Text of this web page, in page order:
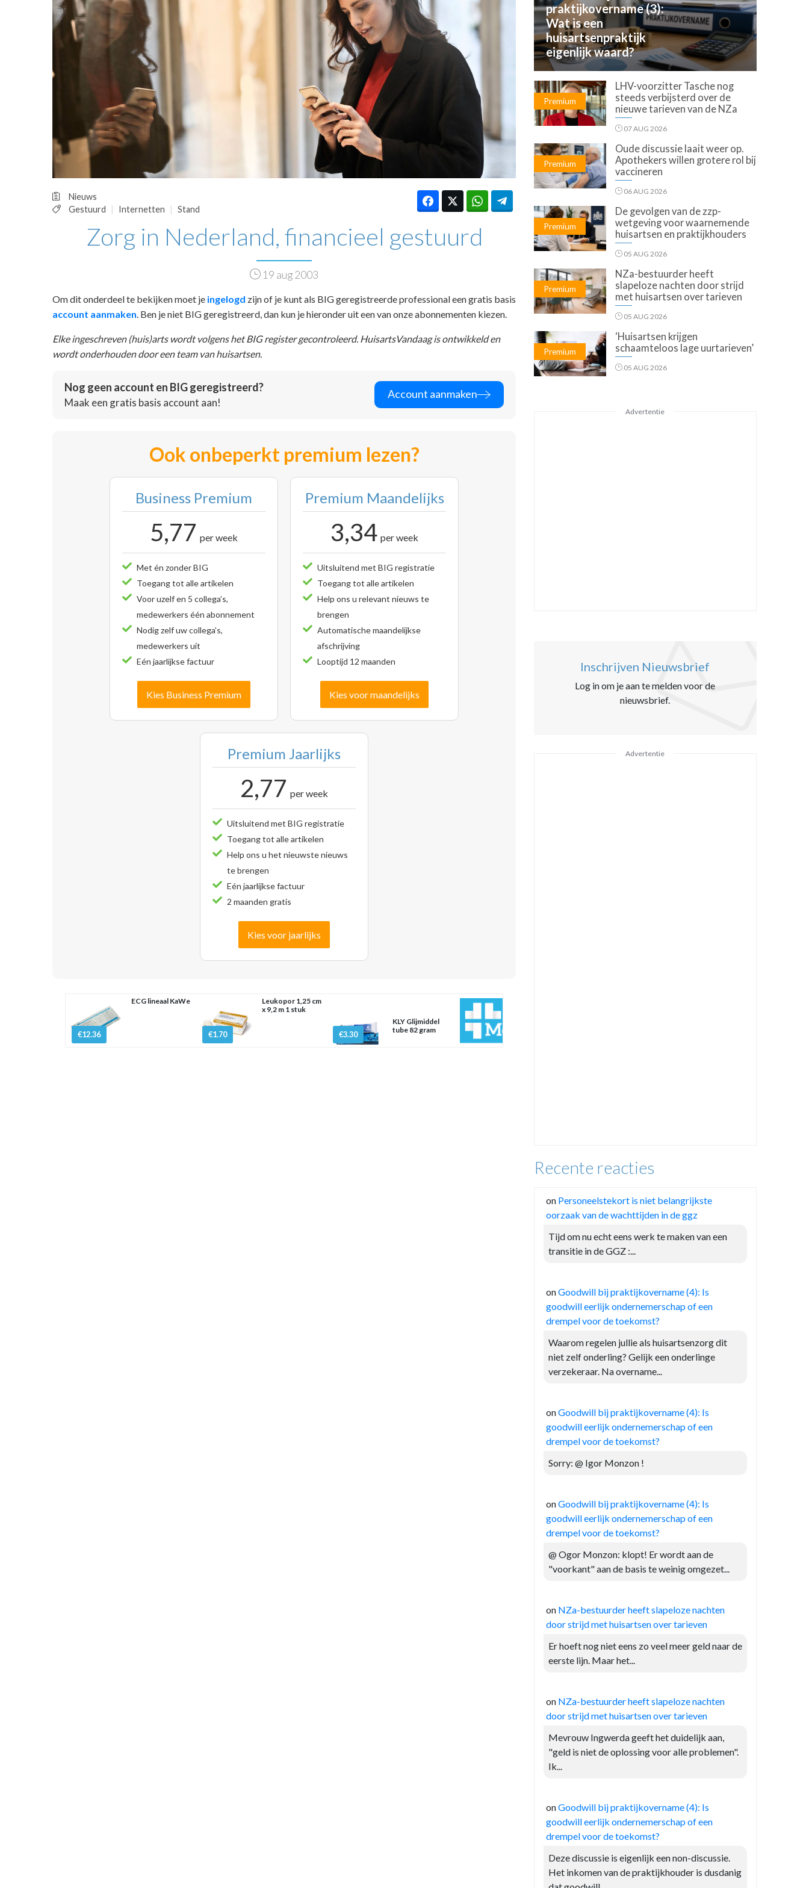
HUISARTSENPOST
PRAKTIJKZAKEN
VPHUISARTSEN
MEDISCHE VAKHANDEL
REGISTRATIE
Nieuws
Gestuurd
Internetten Stand
Zorg in Nederland, financieel gestuurd
19 aug 2003
Om dit onderdeel te bekijken moet je ingelogd zijn of je kunt als BIG geregistreerde professional een gratis basis
account aanmaken . Ben je niet BIG geregistreerd, dan kun je hieronder uit een van onze abonnementen kiezen.
Elke ingeschreven (huis)arts wordt volgens het BIG register gecontroleerd. HuisartsVandaag is ontwikkeld en
wordt onderhouden door een team van huisartsen.
Nog geen account en BIG geregistreerd?
Maak een gratis basis account aan!
Account aanmaken
Ook onbeperkt premium lezen?
Business Premium
5,77 per week
Met én zonder BIG
Toegang tot alle artikelen
Voor uzelf en 5 collega’s,
medewerkers één abonnement
Nodig zelf uw collega’s,
medewerkers uit
Eén jaarlijkse factuur
Kies Business Premium
Premium Maandelijks
3,34 per week
Uitsluitend met BIG registratie
Toegang tot alle artikelen
Help ons u relevant nieuws te
brengen
Automatische maandelijkse
afschrijving
Looptijd 12 maanden
Kies voor maandelijks
Premium Jaarlijks
2,77 per week
Uitsluitend met BIG registratie
Toegang tot alle artikelen
Help ons u het nieuwste nieuws
te brengen
Eén jaarlijkse factuur
2 maanden gratis
Kies voor jaarlijks
€12.36
ECG lineaal KaWe
€1.70
Leukopor 1,25 cm
x 9,2 m 1 stuk
€3.30
KLY Glijmiddel
tube 82 gram
praktijkovername (3):
Wat is een
huisartsenpraktijk
eigenlijk waard?
Premium
LHV-voorzitter Tasche nog
steeds verbijsterd over de
nieuwe tarieven van de NZa
07 AUG 2026
Premium
Oude discussie laait weer op.
Apothekers willen grotere rol bij
vaccineren
06 AUG 2026
Premium
De gevolgen van de zzp-
wetgeving voor waarnemende
huisartsen en praktijkhouders
05 AUG 2026
Premium
NZa-bestuurder heeft
slapeloze nachten door strijd
met huisartsen over tarieven
05 AUG 2026
Premium
‘Huisartsen krijgen
schaamteloos lage uurtarieven’
05 AUG 2026
Advertentie
Inschrijven Nieuwsbrief
Log in om je aan te melden voor de
nieuwsbrief.
Advertentie
Recente reacties
on Personeelstekort is niet belangrijkste
oorzaak van de wachttijden in de ggz
Tijd om nu echt eens werk te maken van een
transitie in de GGZ :...
onGoodwill bij praktijkovername (4): Is
goodwill eerlijk ondernemerschap of een
drempel voor de toekomst?
Waarom regelen jullie als huisartsenzorg dit
niet zelf onderling? Gelijk een onderlinge
verzekeraar. Na overname...
onGoodwill bij praktijkovername (4): Is
goodwill eerlijk ondernemerschap of een
drempel voor de toekomst?
Sorry: @ Igor Monzon !
onGoodwill bij praktijkovername (4): Is
goodwill eerlijk ondernemerschap of een
drempel voor de toekomst?
@ Ogor Monzon: klopt! Er wordt aan de
"voorkant" aan de basis te weinig omgezet...
on NZa-bestuurder heeft slapeloze nachten
door strijd met huisartsen over tarieven
Er hoeft nog niet eens zo veel meer geld naar de
eerste lijn. Maar het...
on NZa-bestuurder heeft slapeloze nachten
door strijd met huisartsen over tarieven
Mevrouw Ingwerda geeft het duidelijk aan,
"geld is niet de oplossing voor alle problemen".
Ik...
onGoodwill bij praktijkovername (4): Is
goodwill eerlijk ondernemerschap of een
drempel voor de toekomst?
Deze discussie is eigenlijk een non-discussie.
Het inkomen van de praktijkhouder is dusdanig